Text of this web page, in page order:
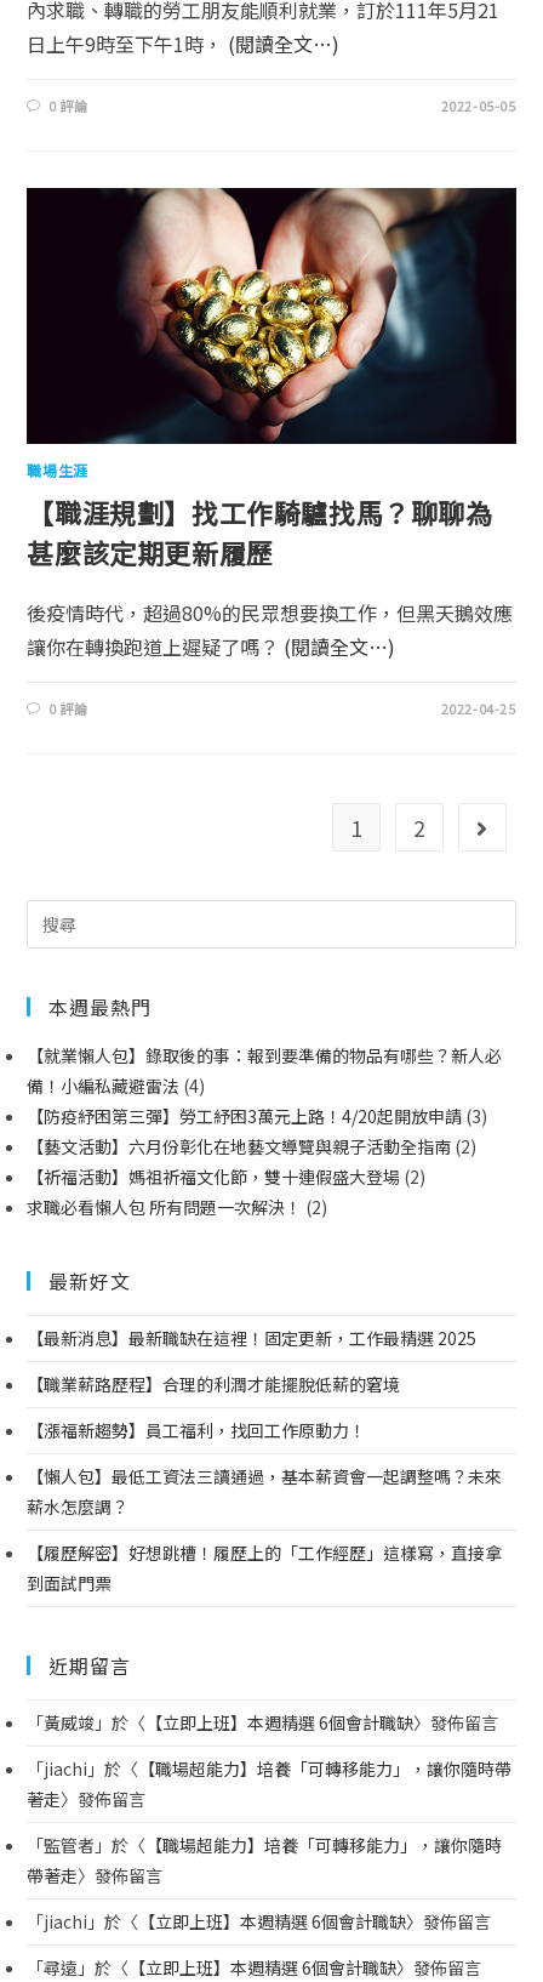
內求職、轉職的勞工朋友能順利就業，訂於111年5月21
日上午9時至下午1時， (閱讀全文…)
0 評論 2022-05-05
職場生涯
【職涯規劃】找工作騎驢找馬？聊聊為
甚麼該定期更新履歷
後疫情時代，超過80%的民眾想要換工作，但黑天鵝效應
讓你在轉換跑道上遲疑了嗎？ (閱讀全文…)
0 評論 2022-04-25
1 2
本週最熱門
【就業懶人包】錄取後的事：報到要準備的物品有哪些？新人必
備！小編私藏避雷法 (4)
【防疫紓困第三彈】勞工紓困3萬元上路！4/20起開放申請 (3)
【藝文活動】六月份彰化在地藝文導覽與親子活動全指南 (2)
【祈福活動】媽祖祈福文化節，雙十連假盛大登場 (2)
求職必看懶人包 所有問題一次解決！ (2)
最新好文
【最新消息】最新職缺在這裡！固定更新，工作最精選 2025
【職業薪路歷程】合理的利潤才能擺脫低薪的窘境
【漲福新趨勢】員工福利，找回工作原動力！
【懶人包】最低工資法三讀通過，基本薪資會一起調整嗎？未來
薪水怎麼調？
【履歷解密】好想跳槽！履歷上的「工作經歷」這樣寫，直接拿
到面試門票
近期留言
「黃威竣 」於〈 【立即上班】本週精選 6個會計職缺〉發佈留言
「jiachi 」於〈 【職場超能力】培養「可轉移能力」，讓你隨時帶
著走〉發佈留言
「監管者 」於〈 【職場超能力】培養「可轉移能力」，讓你隨時
帶著走〉發佈留言
「jiachi 」於〈 【立即上班】本週精選 6個會計職缺〉發佈留言
「尋遠 」於〈 【立即上班】本週精選 6個會計職缺〉發佈留言